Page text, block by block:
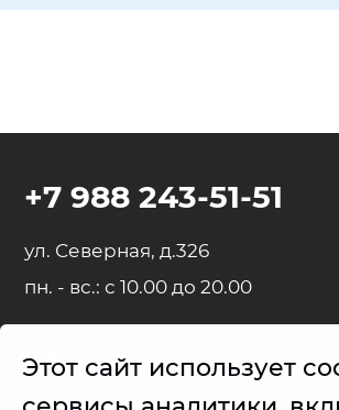
ул. Северная, д.326
пн. - вс.: с 10.00 до 20.00
+7 988 243-51-51
правомерной информационной и
Этот сайт использует